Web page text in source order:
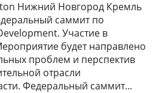
Нижний Новгород Кремль
саммит по
Участие в
будет направлено
проблем и перспектив
отрасли
Федеральный саммит...